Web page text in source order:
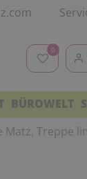
0
BÜROWELT
Treppe